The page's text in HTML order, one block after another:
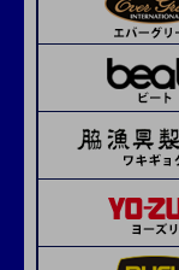
下田漁具
ベーシック
オリムピック
ブルーニング
クレイジーオ
ASS
クレイジーオ
ダミキジャ
ゼスタ
ソルトウォ
ASSジグ
下田漁具
CB ONE
MCワークス
ジャッカル
スタジオオ
オーシャンフ
フィネス
リブレ
コモジグ
タカ産業
ゴーへ
エバーグリ
ミヤマエ
ヤマシタ
セイカイコレ
ヴァンフック
エイテック
グリス・オ